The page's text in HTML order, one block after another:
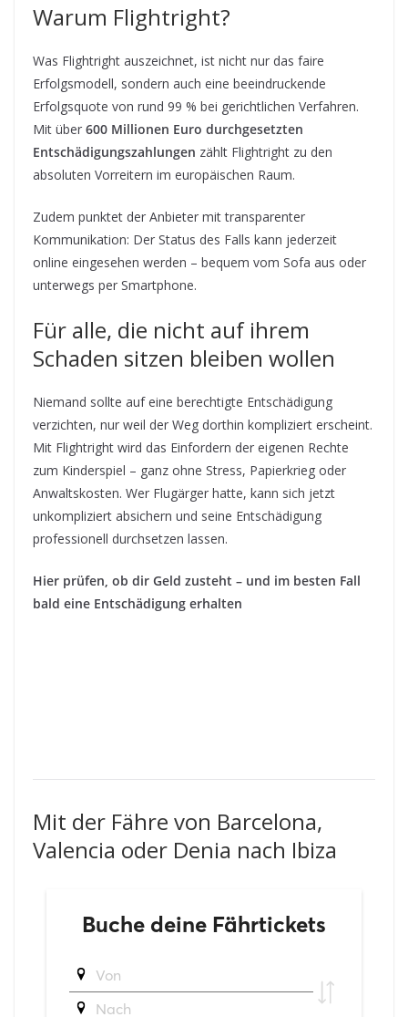
Warum Flightright?
Was Flightright auszeichnet, ist nicht nur das faire
Erfolgsmodell, sondern auch eine beeindruckende
Erfolgsquote von rund 99 % bei gerichtlichen Verfahren.
Mit über 600 Millionen Euro durchgesetzten
Entschädigungszahlungen zählt Flightright zu den
absoluten Vorreitern im europäischen Raum.
Zudem punktet der Anbieter mit transparenter
Kommunikation: Der Status des Falls kann jederzeit
online eingesehen werden – bequem vom Sofa aus oder
unterwegs per Smartphone.
Für alle, die nicht auf ihrem
Schaden sitzen bleiben wollen
Niemand sollte auf eine berechtigte Entschädigung
verzichten, nur weil der Weg dorthin kompliziert erscheint.
Mit Flightright wird das Einfordern der eigenen Rechte
zum Kinderspiel – ganz ohne Stress, Papierkrieg oder
Anwaltskosten. Wer Flugärger hatte, kann sich jetzt
unkompliziert absichern und seine Entschädigung
professionell durchsetzen lassen.
Hier prüfen, ob dir Geld zusteht – und im besten Fall
bald eine Entschädigung erhalten
Mit der Fähre von Barcelona,
Valencia oder Denia nach Ibiza